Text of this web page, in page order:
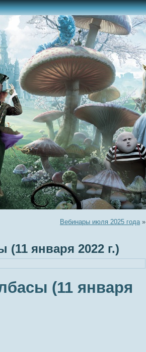
Вебинары июля 2025 года»
января 2022 г.)
(11 января